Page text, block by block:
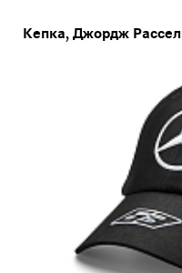
Кепка, Джордж Рассел